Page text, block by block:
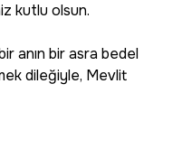
kutlu olsun.
anın bir asra bedel
dileğiyle, Mevlit